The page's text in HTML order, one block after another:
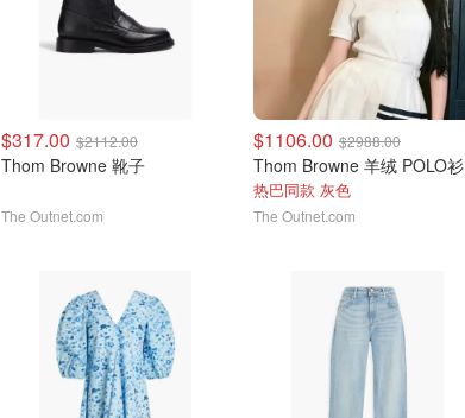
$317.00 $2112.00
Thom Browne 靴子
The Outnet.com
$1106.00 $2988.00
Thom Browne 羊绒 POLO衫
热巴同款 灰色
The Outnet.com